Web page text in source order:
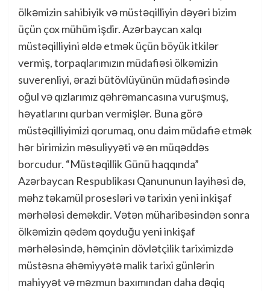
ölkəmizin sahibiyik və müstəqilliyin dəyəri bizim
üçün çox mühüm işdir. Azərbaycan xalqı
müstəqilliyini əldə etmək üçün böyük itkilər
vermiş, torpaqlarımızın müdafiəsi ölkəmizin
suverenliyi, ərazi bütövlüyünün müdafiəsində
oğul və qızlarımız qəhrəmancasına vuruşmuş,
həyatlarını qurban vermişlər. Buna görə
müstəqilliyimizi qorumaq, onu daim müdafiə etmək
hər birimizin məsuliyyəti və ən müqəddəs
borcudur. “Müstəqillik Günü haqqında”
Azərbaycan Respublikası Qanununun layihəsi də,
məhz təkamül prosesləri və tarixin yeni inkişaf
mərhələsi deməkdir. Vətən müharibəsindən sonra
ölkəmizin qədəm qoyduğu yeni inkişaf
mərhələsində, həmçinin dövlətçilik tariximizdə
müstəsna əhəmiyyətə malik tarixi günlərin
mahiyyət və məzmun baxımından daha dəqiq